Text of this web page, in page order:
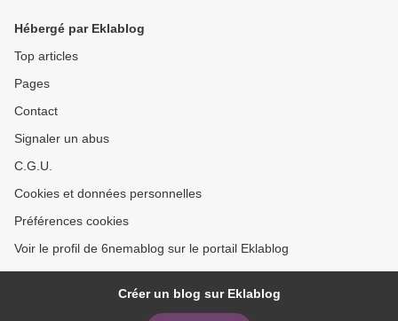
Hébergé par Eklablog
Top articles
Pages
Contact
Signaler un abus
C.G.U.
Cookies et données personnelles
Préférences cookies
Voir le profil de 6nemablog sur le portail Eklablog
Créer un blog sur Eklablog